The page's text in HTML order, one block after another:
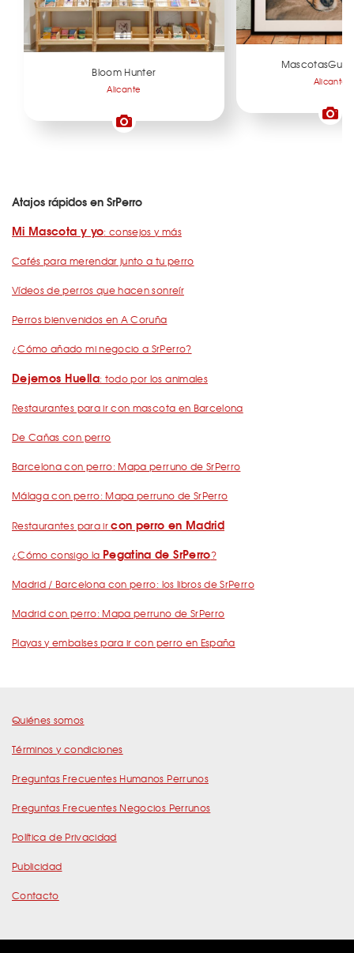
Bloom Hunter
Alicante
Alicante
Atajos rápidos en SrPerro
Mi Mascota y yo: consejos y más
Cafés para merendar junto a tu perro
Vídeos de perros que hacen sonreír
Perros bienvenidos en A Coruña
¿Cómo añado mi negocio a SrPerro?
Dejemos Huella: todo por los animales
Restaurantes para ir con mascota en Barcelona
De Cañas con perro
Barcelona con perro: Mapa perruno de SrPerro
Málaga con perro: Mapa perruno de SrPerro
Restaurantes para ircon perro en Madrid
¿Cómo consigo la Pegatina de SrPerro?
Madrid / Barcelona con perro: los libros de SrPerro
Madrid con perro: Mapa perruno de SrPerro
Playas y embalses para ir con perro en España
Quiénes somos
Términos y condiciones
Preguntas Frecuentes Humanos Perrunos
Preguntas Frecuentes Negocios Perrunos
Política de Privacidad
Publicidad
Contacto